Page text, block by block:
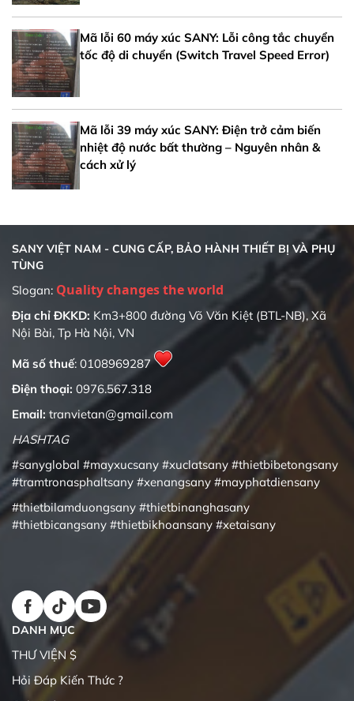
Mã lỗi 60 máy xúc SANY: Lỗi công tắc chuyển
tốc độ di chuyển (Switch Travel Speed Error)
Mã lỗi 39 máy xúc SANY: Điện trở cảm biến
nhiệt độ nước bất thường – Nguyên nhân &
cách xử lý
SANY VIỆT NAM - CUNG CẤP, BẢO HÀNH THIẾT BỊ VÀ PHỤ
TÙNG
Slogan:
Địa chỉ ĐKKD: Km3+800 đường Võ Văn Kiệt (BTL-NB), Xã
Nội Bài, Tp Hà Nội, VN
Mã số thuế: 0108969287
Điện thoại: 0976.567.318
Email: tranvietan@gmail.com
HASHTAG
#sanyglobal #mayxucsany #xuclatsany #thietbibetongsany
#tramtronasphaltsany #xenangsany #mayphatdiensany
#thietbilamduongsany #thietbinanghasany
#thietbicangsany #thietbikhoansany #xetaisany
DANH MỤC
THƯ VIỆN $
Hỏi Đáp Kiến Thức ?